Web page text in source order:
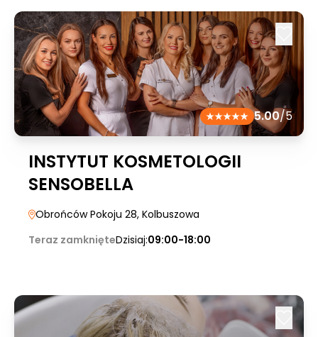
5.00/5
INSTYTUT KOSMETOLOGII
SENSOBELLA
Obrońców Pokoju 28, Kolbuszowa
Teraz zamknięteDzisiaj:09:00-18:00